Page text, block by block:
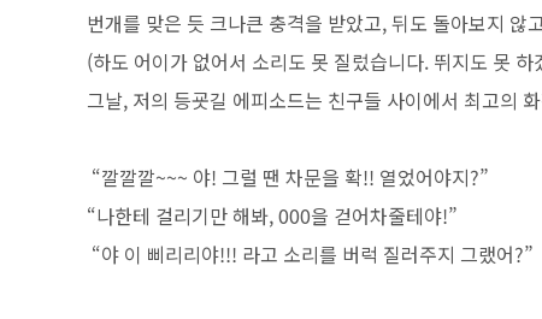
번개를 맞은 듯 크나큰 충격을 받았고, 뒤도 돌아보지 않
(하도 어이가 없어서 소리도 못 질렀습니다. 뛰지도 못 하
그날, 저의 등굣길 에피소드는 친구들 사이에서 최고의
“깔깔깔~~~ 야! 그럴 땐 차문을 확!! 열었어야지?”
“나한테 걸리기만 해봐, 000을 걷어차줄테야!”
“야 이 삐리리야!!! 라고 소리를 버럭 질러주지 그랬어?”